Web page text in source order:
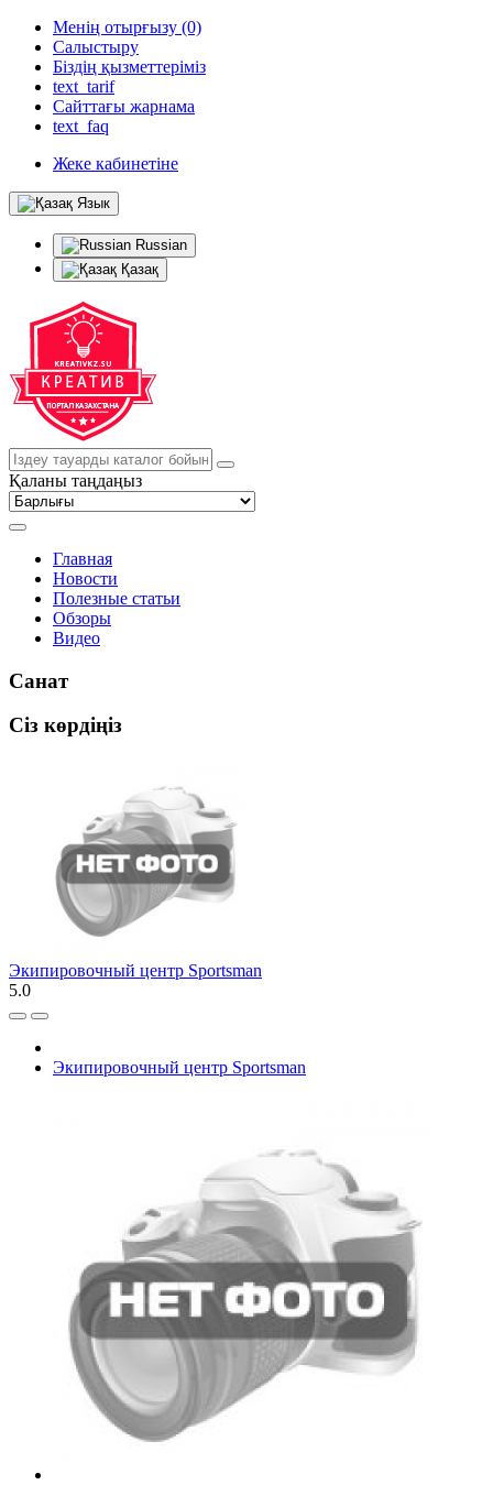
Менің отырғызу (0)
Салыстыру
Біздің қызметтеріміз
text_tarif
Сайттағы жарнама
text_faq
Жеке кабинетіне
Язык
Russian
Қазақ
Қаланы таңдаңыз
Главная
Новости
Полезные статьи
Обзоры
Видео
Санат
Сіз көрдіңіз
Экипировочный центр Sportsman
5.0
Экипировочный центр Sportsman